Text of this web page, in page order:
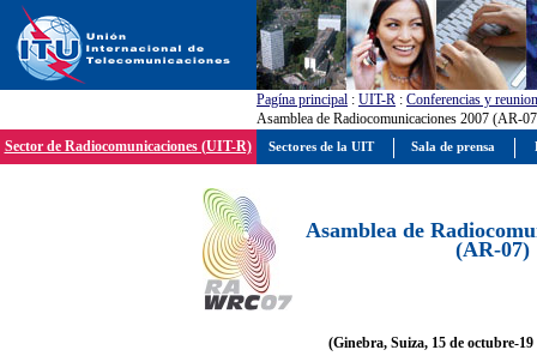
Pagína principal : UIT-R : Conferencias y
Asamblea de Radiocomunicaciones 2007 (AR-
Sector de Radiocomunicaciones (UIT-R)
Asamblea de
(AR-07)
(Ginebra, Suiza, 15 de octubre-19
Sectores de la UIT Sala de prensa